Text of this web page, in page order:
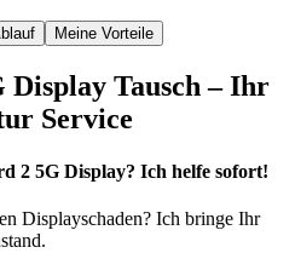
Meine Vorteile
Display Tausch – Ihr
Service
2 5G Display? Ich helfe sofort!
Displayschaden? Ich bringe Ihr